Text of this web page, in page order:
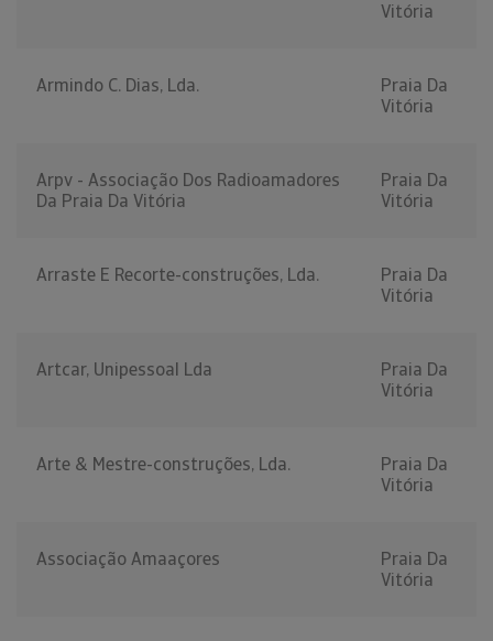
Vitória
Armindo C. Dias, Lda.
Praia Da
Vitória
Arpv - Associação Dos Radioamadores
Da Praia Da Vitória
Praia Da
Vitória
Arraste E Recorte-construções, Lda.
Praia Da
Vitória
Artcar, Unipessoal Lda
Praia Da
Vitória
Arte & Mestre-construções, Lda.
Praia Da
Vitória
Associação Amaaçores
Praia Da
Vitória